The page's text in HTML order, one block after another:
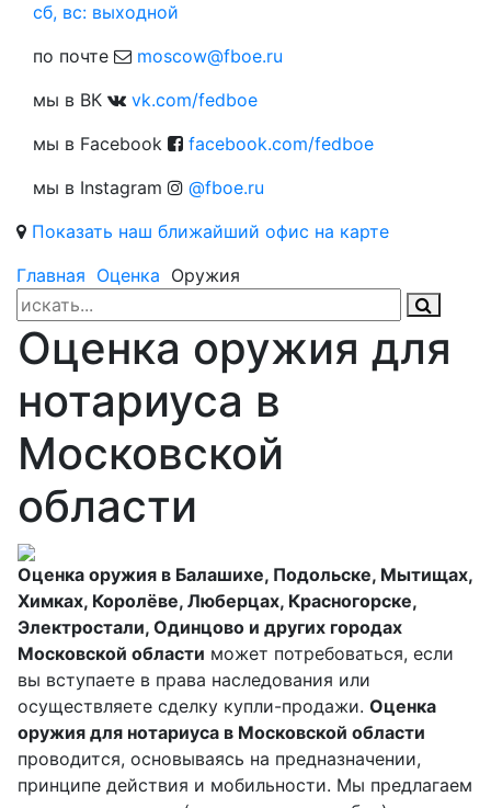
сб, вс: выходной
по почте
moscow@fboe.ru
мы в ВК
vk.com/fedboe
мы в Facebook
facebook.com/fedboe
мы в Instagram
@fboe.ru
Показать наш ближайший офис на карте
Главная Оценка Оружия
Оценка оружия для
нотариуса в
Московской
области
Оценка оружия в Балашихе, Подольске, Мытищах,
Химках, Королёве, Люберцах, Красногорске,
Электростали, Одинцово и других городах
Московской области может потребоваться, если
вы вступаете в права наследования или
осуществляете сделку купли-продажи. Оценка
оружия для нотариуса в Московской области
проводится, основываясь на предназначении,
принципе действия и мобильности. Мы предлагаем